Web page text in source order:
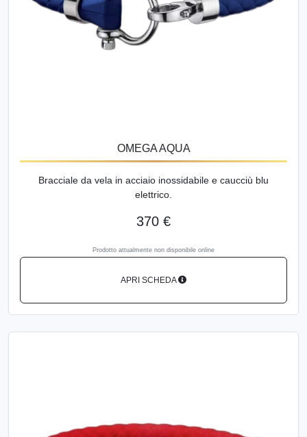
OMEGA AQUA
Bracciale da vela in acciaio inossidabile e caucciù blu
elettrico.
370 €
Prodotto attualmente non disponibile online
APRI SCHEDA